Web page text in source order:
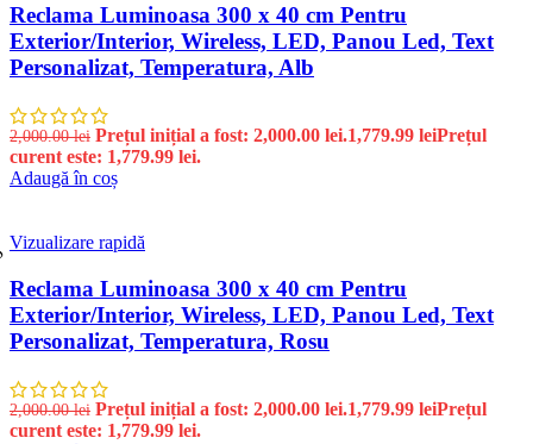
Reclama Luminoasa 300 x 40 cm Pentru
Exterior/Interior, Wireless, LED, Panou Led, Text
Personalizat, Temperatura, Alb
2,000.00lei Prețul inițial a fost: 2,000.00 lei.1,779.99 leiPrețul
curent este: 1,779.99 lei.
Adaugă în coș
Vizualizare rapidă
Reclama Luminoasa 300 x 40 cm Pentru
Exterior/Interior, Wireless, LED, Panou Led, Text
Personalizat, Temperatura, Rosu
2,000.00lei Prețul inițial a fost: 2,000.00 lei.1,779.99 leiPrețul
curent este: 1,779.99 lei.